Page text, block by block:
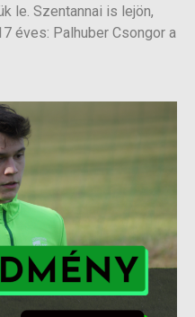
le. Szentannai is lejön,
éves: Palhuber Csongor a